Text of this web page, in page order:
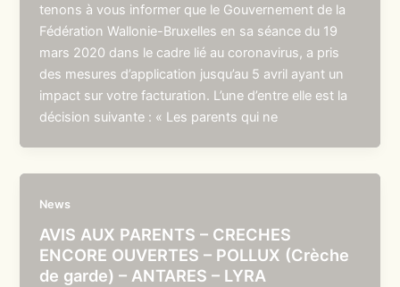
tenons à vous informer que le Gouvernement de la
Fédération Wallonie-Bruxelles en sa séance du 19
mars 2020 dans le cadre lié au coronavirus, a pris
des mesures d’application jusqu’au 5 avril ayant un
impact sur votre facturation. L’une d’entre elle est la
décision suivante : « Les parents qui ne
News
AVIS AUX PARENTS – CRECHES
ENCORE OUVERTES – POLLUX (Crèche
de garde) – ANTARES – LYRA